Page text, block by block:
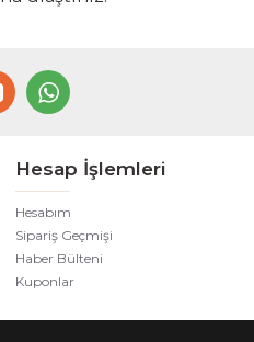
Hesap İşlemleri
Hesabım
Sipariş Geçmişi
Haber Bülteni
Kuponlar